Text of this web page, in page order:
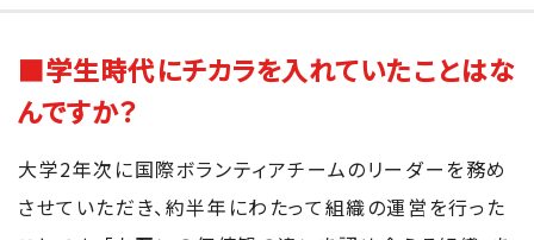
■学生時代にチカラを入れていたことはな
んですか？
大学2年次に国際ボランティアチームのリーダーを務め
させていただき、約半年にわたって組織の運営を行った